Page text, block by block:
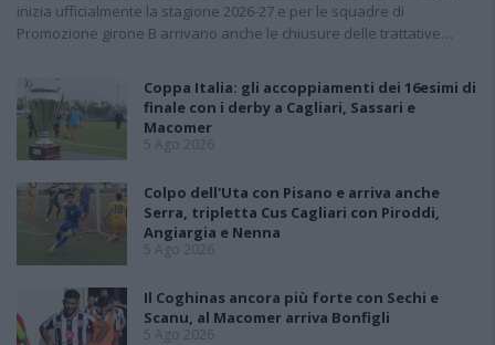
inizia ufficialmente la stagione 2026-27 e per le squadre di
Promozione girone B arrivano anche le chiusure delle trattative…
Coppa Italia: gli accoppiamenti dei 16esimi di
finale con i derby a Cagliari, Sassari e
Macomer
5 Ago 2026
Colpo dell'Uta con Pisano e arriva anche
Serra, tripletta Cus Cagliari con Piroddi,
Angiargia e Nenna
5 Ago 2026
Il Coghinas ancora più forte con Sechi e
Scanu, al Macomer arriva Bonfigli
5 Ago 2026